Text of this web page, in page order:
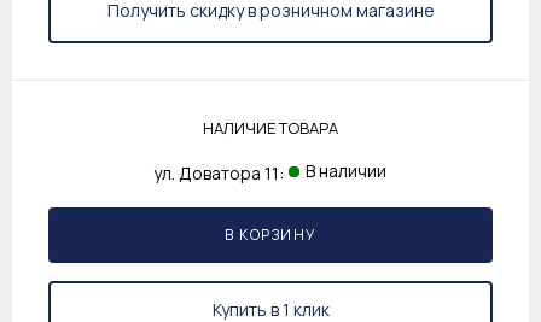
Получить скидку в розничном магазине
НАЛИЧИЕ ТОВАРА
ул. Доватора 11: В наличии
В КОРЗИНУ
Купить в 1 клик